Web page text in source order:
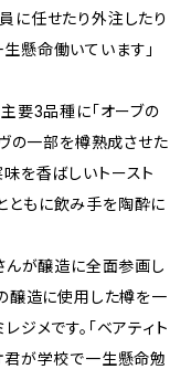
に任せたり外注したり
懸命働いています」
要3品種に「オーブの
ヴの一部を樽熟成させた
を香ばしいトースト
ともに飲み手を陶酔に
んが醸造に全面参画し
の醸造に使用した樽を一
メです。「ベアティト
君が学校で一生懸命勉